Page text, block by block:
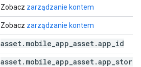
Zobacz zarządzanie kontem
Zobacz zarządzanie kontem
asset. mobile app asset.app id
asset. mobile app asset.app store